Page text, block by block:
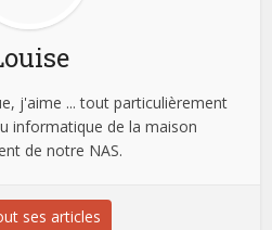
j'aime ... tout particulièrement
informatique de la maison
de notre NAS.
ses articles